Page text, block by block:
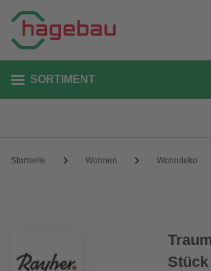
SORTIMENT
Startseite Wohnen Wohndeko
Stück